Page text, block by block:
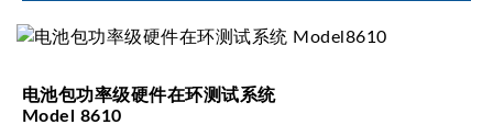
电池包功率级硬件在环测试系统
Model 8610